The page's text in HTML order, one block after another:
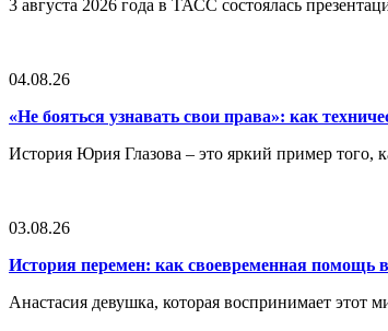
3 августа 2026 года в ТАСС состоялась
04.08.26
«Не бояться узнавать свои права»: как
История Юрия Глазова – это яркий пример
03.08.26
История перемен: как своевременная помощь
Анастасия девушка, которая воспринимает этот